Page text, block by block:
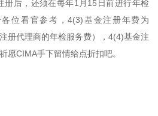
册后，还须在每年1月15日前进行年检
位看官参考，4(3)基金注册年费为
册代理商的年检服务费），4(4)基金注
愿CIMA手下留情给点折扣吧。